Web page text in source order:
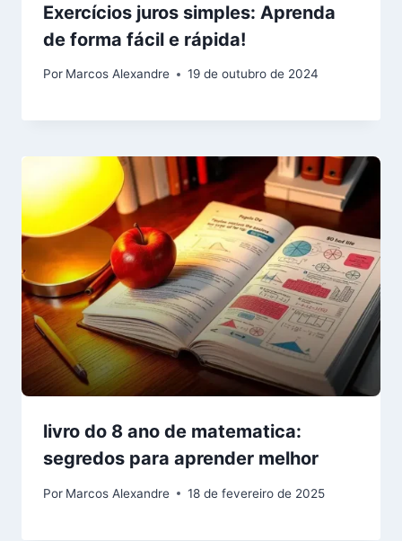
Exercícios juros simples: Aprenda
de forma fácil e rápida!
Por Marcos Alexandre 19 de outubro de 2024
livro do 8 ano de matematica:
segredos para aprender melhor
Por Marcos Alexandre 18 de fevereiro de 2025